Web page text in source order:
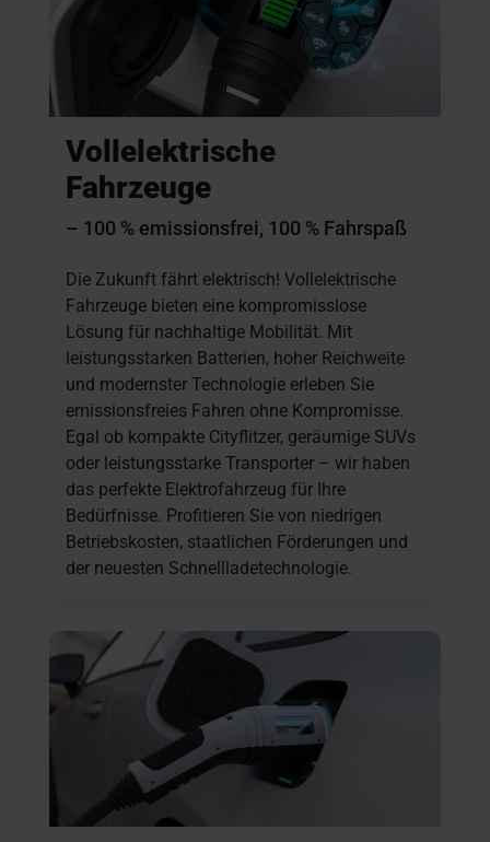
Vollelektrische
Fahrzeuge
– 100 % emissionsfrei, 100 % Fahrspaß
Die Zukunft fährt elektrisch! Vollelektrische
Fahrzeuge bieten eine kompromisslose
Lösung für nachhaltige Mobilität. Mit
leistungsstarken Batterien, hoher Reichweite
und modernster Technologie erleben Sie
emissionsfreies Fahren ohne Kompromisse.
Egal ob kompakte Cityflitzer, geräumige SUVs
oder leistungsstarke Transporter – wir haben
das perfekte Elektrofahrzeug für Ihre
Bedürfnisse. Profitieren Sie von niedrigen
Betriebskosten, staatlichen Förderungen und
der neuesten Schnellladetechnologie.